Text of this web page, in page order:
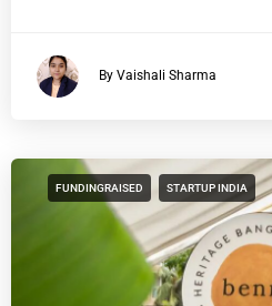
By Vaishali Sharma
FUNDINGRAISED STARTUP INDIA